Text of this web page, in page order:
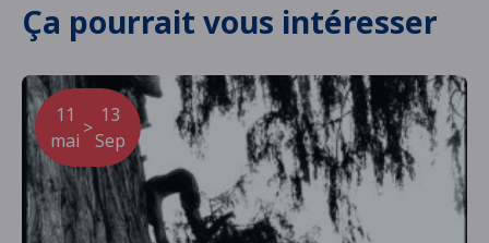
Ça pourrait vous intéresser
11
mai
>
13
Sep